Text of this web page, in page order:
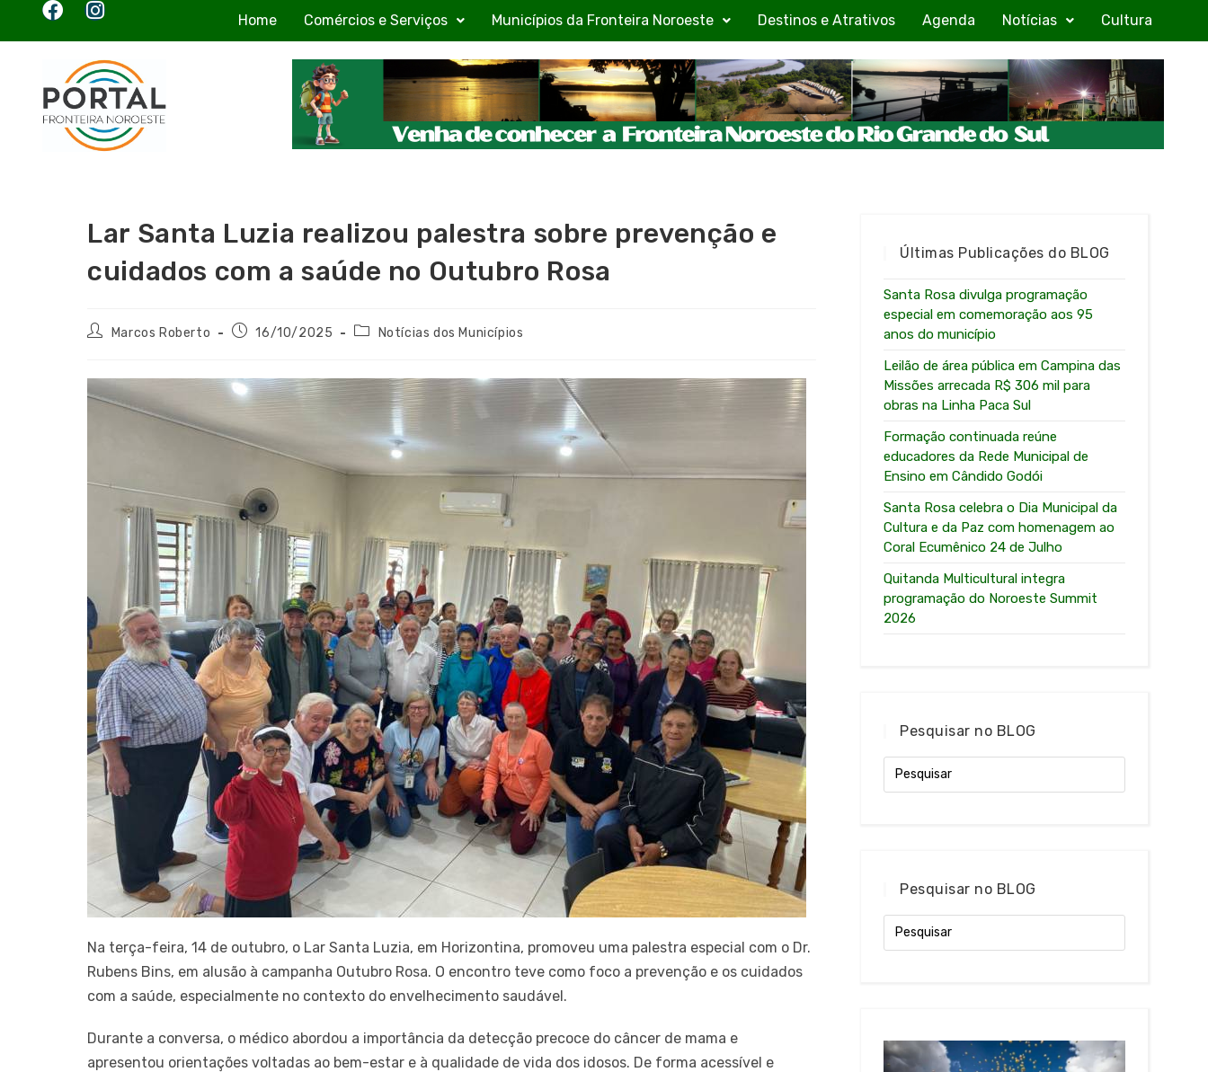
Home Comércios e Serviços Municípios da Fronteira Noroeste Destinos e Atrativos Agenda Notícias Cultura
Lar Santa Luzia realizou palestra sobre prevenção e
cuidados com a saúde no Outubro Rosa
Marcos Roberto 16/10/2025 Notícias dos Municípios
Na terça-feira, 14 de outubro, o Lar Santa Luzia, em Horizontina, promoveu uma palestra especial com o Dr.
Rubens Bins, em alusão à campanha Outubro Rosa. O encontro teve como foco a prevenção e os cuidados
com a saúde, especialmente no contexto do envelhecimento saudável.
Durante a conversa, o médico abordou a importância da detecção precoce do câncer de mama e
apresentou orientações voltadas ao bem-estar e à qualidade de vida dos idosos. De forma acessível e
Últimas Publicações do BLOG
Santa Rosa divulga programação
especial em comemoração aos 95
anos do município
Leilão de área pública em Campina das
Missões arrecada R$ 306 mil para
obras na Linha Paca Sul
Formação continuada reúne
educadores da Rede Municipal de
Ensino em Cândido Godói
Santa Rosa celebra o Dia Municipal da
Cultura e da Paz com homenagem ao
Coral Ecumênico 24 de Julho
Quitanda Multicultural integra
programação do Noroeste Summit
2026
Pesquisar no BLOG
Pesquisar no BLOG